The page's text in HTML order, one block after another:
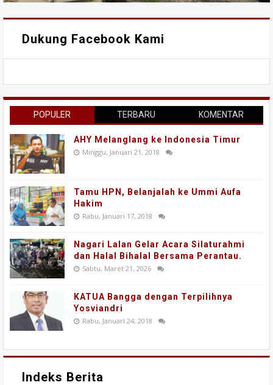
Dukung Facebook Kami
POPULER TERBARU KOMENTAR
AHY Melanglang ke Indonesia Timur
Minggu, Januari 21, 2018
Tamu HPN, Belanjalah ke Ummi Aufa
Hakim
Rabu, Januari 17, 2018
Nagari Lalan Gelar Acara Silaturahmi
dan Halal Bihalal Bersama Perantau.
Sabtu, Maret 21, 2026
KATUA Bangga dengan Terpilihnya
Yosviandri
Rabu, Januari 24, 2018
Indeks Berita